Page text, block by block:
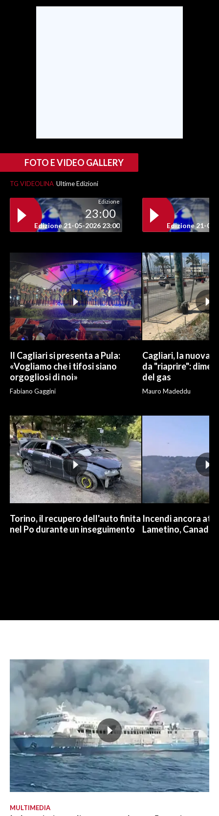
NECROLOGI
FOTO E VIDEO GALLERY
TG VIDEOLINA Ultime Edizioni
Edizione
23:00
Edizione 21-05-2026 23:00 Edizione 21-05-
Il Cagliari si presenta a Pula:
«Vogliamo che i tifosi siano
orgogliosi di noi»
Fabiano Gaggini
Cagliari, la nuova
da "riaprire":
del gas
Mauro Madeddu
Torino, il recupero dell'auto finita
nel Po durante un inseguimento
Incendi ancora
Lametino,
MULTIMEDIA